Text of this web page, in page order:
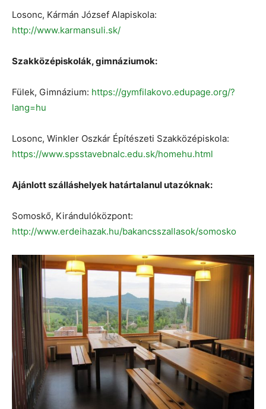
Losonc, Kármán József Alapiskola:
http://www.karmansuli.sk/
Szakközépiskolák, gimnáziumok:
Fülek, Gimnázium: https://gymfilakovo.edupage.org/?
lang=hu
Losonc, Winkler Oszkár Építészeti Szakközépiskola:
https://www.spsstavebnalc.edu.sk/homehu.html
Ajánlott szálláshelyek határtalanul utazóknak:
Somoskő, Kirándulóközpont:
http://www.erdeihazak.hu/bakancsszallasok/somosko